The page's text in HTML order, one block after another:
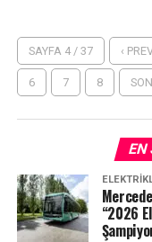
SAYFA 4 / 37 ‹
6 7 8
EN
“2026